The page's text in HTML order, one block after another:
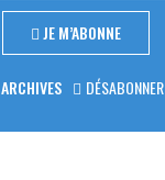
JE M’ABONNE
ARCHIVES DÉSABONNER